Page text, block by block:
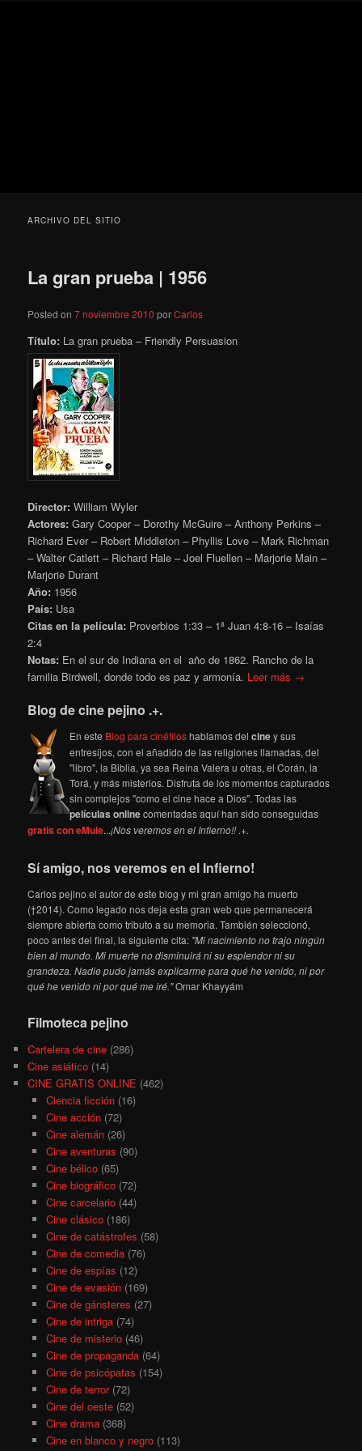
ARCHIVO DEL SITIO
La gran prueba | 1956
Posted on7 noviembre 2010 porCarlos
Título: La gran prueba – Friendly Persuasion
Director: William Wyler
Actores: Gary Cooper – Dorothy McGuire – Anthony Perkins –
Richard Ever – Robert Middleton – Phyllis Love – Mark Richman
– Walter Catlett – Richard Hale – Joel Fluellen – Marjorie Main –
Marjorie Durant
Año: 1956
País: Usa
Citas en la película: Proverbios 1:33 – 1ª Juan 4:8-16 – Isaías
2:4
Notas: En el sur de Indiana en el año de 1862. Rancho de la
familia Birdwell, donde todo es paz y armonía. Leer más →
Blog de cine pejino .+.
En este Blog para cinéfiloshablamos delciney sus
entresijos, con el añadido de las religiones llamadas, del
"libro", la Biblia, ya sea Reina Valera u otras, el Corán, la
Torá, y más misterios. Disfruta de los momentos capturados
sin complejos "como el cine hace a Dios". Todas las
películas onlinecomentadas aquí han sido conseguidas
gratis con eMule...¡Nos veremos en el Infierno!! .+.
Sí amigo, nos veremos en el Infierno!
Carlos pejino el autor de este blog y mi gran amigo ha muerto
(†2014). Como legado nos deja esta gran web que permanecerá
siempre abierta como tributo a su memoria. También seleccionó,
poco antes del final, la siguiente cita: "Mi nacimiento no trajo ningún
bien al mundo. Mi muerte no disminuirá ni su esplendor ni su
grandeza. Nadie pudo jamás explicarme para qué he venido, ni por
qué he venido ni por qué me iré."Omar Khayyám
Filmoteca pejino
Cartelera de cine (286)
Cine asiático (14)
CINE GRATIS ONLINE (462)
Ciencia ficción(16)
Cine acción(72)
Cine alemán(26)
Cine aventuras (90)
Cine bélico(65)
Cine biográfico(72)
Cine carcelario(44)
Cine clásico(186)
Cine de catástrofes (58)
Cine de comedia(76)
Cine de espías (12)
Cine de evasión(169)
Cine de gánsteres (27)
Cine de intriga(74)
Cine de misterio(46)
Cine de propaganda(64)
Cine de psicópatas (154)
Cine de terror(72)
Cine del oeste(52)
Cine drama(368)
Cine en blanco y negro(113)